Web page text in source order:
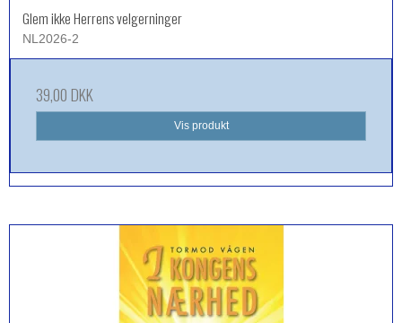
Glem ikke Herrens velgerninger
NL2026-2
39,00 DKK
Vis produkt